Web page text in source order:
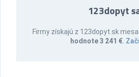
123dopyt
Firmy získajú z 123dopyt.sk
hodnote 3 241 €